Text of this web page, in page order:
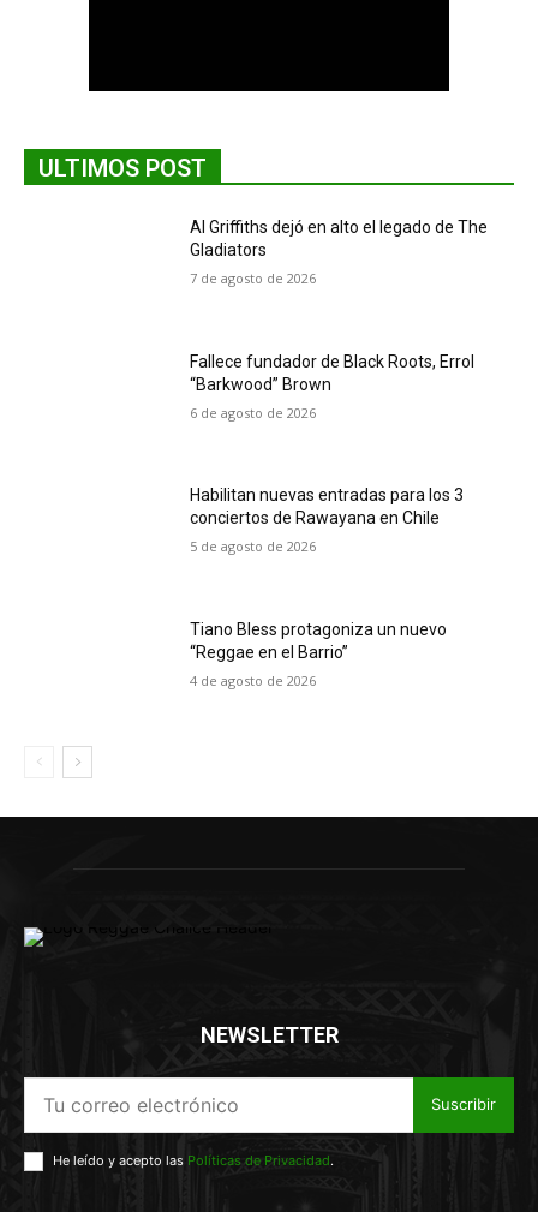
ULTIMOS POST
Al Griffiths dejó en alto el legado de The
Gladiators
7 de agosto de 2026
Fallece fundador de Black Roots, Errol
“Barkwood” Brown
6 de agosto de 2026
Habilitan nuevas entradas para los 3
conciertos de Rawayana en Chile
5 de agosto de 2026
Tiano Bless protagoniza un nuevo
“Reggae en el Barrio”
4 de agosto de 2026
NEWSLETTER
Suscribir
He leído y acepto las Políticas de Privacidad.